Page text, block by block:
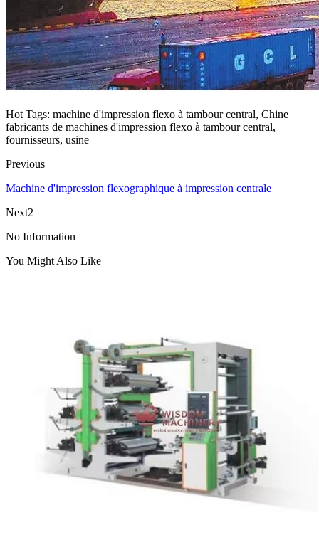
Hot Tags: machine d'impression flexo à tambour central, Chine
fabricants de machines d'impression flexo à tambour central,
fournisseurs, usine
Previous
Machine d'impression flexographique à impression centrale
Next2
No Information
You Might Also Like